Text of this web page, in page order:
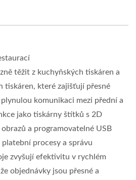
těžit z kuchyňských tiskáren a
tiskáren, které zajišťují přesné
komunikaci mezi přední a
jako tiskárny štítků s 2D
a programovatelné USB
procesy a správu
zvyšují efektivitu v rychlém
objednávky jsou přesné a